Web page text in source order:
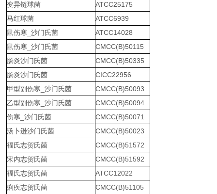
变异链球菌
ATCC25175
马红球菌
ATCC6939
鼠伤寒_沙门氏菌
ATCC14028
鼠伤寒_沙门氏菌
CMCC(B)50115
肠炎沙门氏菌
CMCC(B)50335
肠炎沙门氏菌
CICC22956
甲型副伤寒_沙门氏菌
CMCC(B)50093
乙型副伤寒_沙门氏菌
CMCC(B)50094
伤寒_沙门氏菌
CMCC(B)50071
汤卜逊沙门氏菌
CMCC(B)50023
福氏志贺氏菌
CMCC(B)51572
宋内志贺氏菌
CMCC(B)51592
福氏志贺氏菌
ATCC12022
痢疾志贺氏菌
CMCC(B)51105